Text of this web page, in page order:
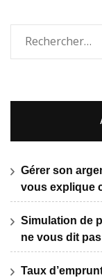
Rechercher :
Gérer son
vous explique
Simulation de
ne vous dit pas
Taux